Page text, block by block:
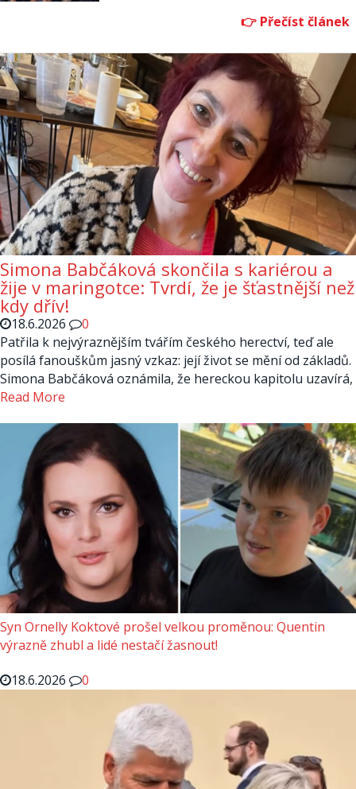
Simona Babčáková skončila s kariérou a
žije v maringotce: Tvrdí, že je šťastnější než
kdy dřív!
18.6.2026
0
Patřila k nejvýraznějším tvářím českého herectví, teď ale
posílá fanouškům jasný vzkaz: její život se mění od základů.
Simona Babčáková oznámila, že hereckou kapitolu uzavírá,
Read More
Syn Ornelly Koktové prošel velkou proměnou: Quentin
výrazně zhubl a lidé nestačí žasnout!
18.6.2026
0